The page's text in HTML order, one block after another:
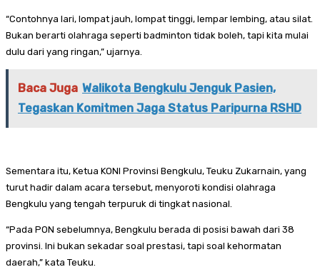
“Contohnya lari, lompat jauh, lompat tinggi, lempar lembing, atau silat.
Bukan berarti olahraga seperti badminton tidak boleh, tapi kita mulai
dulu dari yang ringan,” ujarnya.
Baca Juga Walikota Bengkulu Jenguk Pasien,
Tegaskan Komitmen Jaga Status Paripurna RSHD
Sementara itu, Ketua KONI Provinsi Bengkulu, Teuku Zukarnain, yang
turut hadir dalam acara tersebut, menyoroti kondisi olahraga
Bengkulu yang tengah terpuruk di tingkat nasional.
“Pada PON sebelumnya, Bengkulu berada di posisi bawah dari 38
provinsi. Ini bukan sekadar soal prestasi, tapi soal kehormatan
daerah,” kata Teuku.